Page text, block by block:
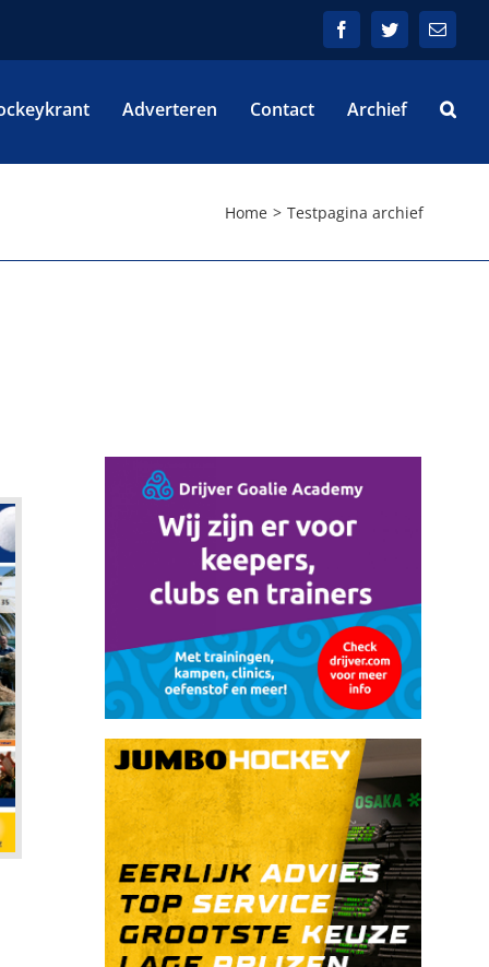
FacebookTwitterE-
mail
Adverteren Contact Archief
Home Testpagina archief